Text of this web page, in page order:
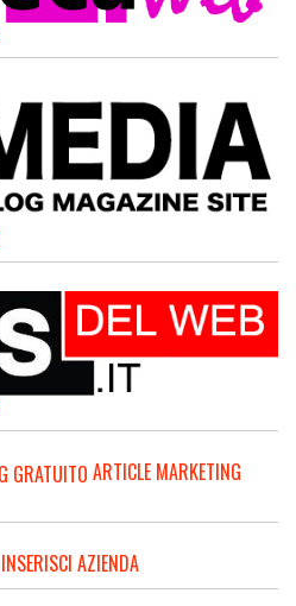
ARTICLE MARKETING
INSERISCI AZIENDA